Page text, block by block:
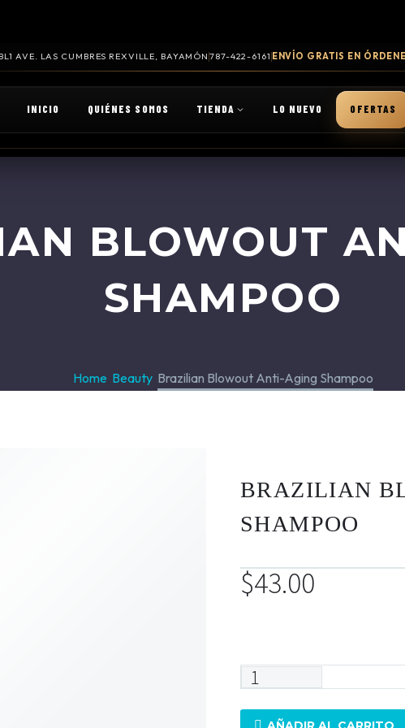
AVE. LAS CUMBRES REXVILLE, BAYAMÓN 787-422-6161 ENVÍO GRATIS EN
INICIO QUIÉNES SOMOS TIENDA LO NUEVO OFERTAS
BLOWOUT
SHAMPOO
Home Beauty Brazilian Blowout Anti-Aging Shampoo
BRAZILIAN
SHAMPOO
$43.00